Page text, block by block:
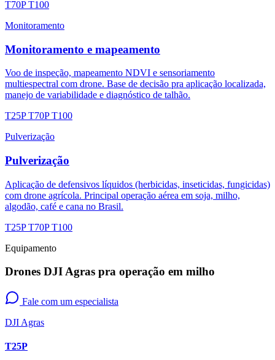
T70PT100
Monitoramento
Monitoramento e mapeamento
Voo de inspeção, mapeamento NDVI e sensoriamento
multiespectral com drone. Base de decisão pra aplicação localizada,
manejo de variabilidade e diagnóstico de talhão.
T25PT70PT100
Pulverização
Pulverização
Aplicação de defensivos líquidos (herbicidas, inseticidas, fungicidas)
com drone agrícola. Principal operação aérea em soja, milho,
algodão, café e cana no Brasil.
T25PT70PT100
Equipamento
Drones DJI Agras pra operação em milho
Fale com um especialista
DJI Agras
T25P